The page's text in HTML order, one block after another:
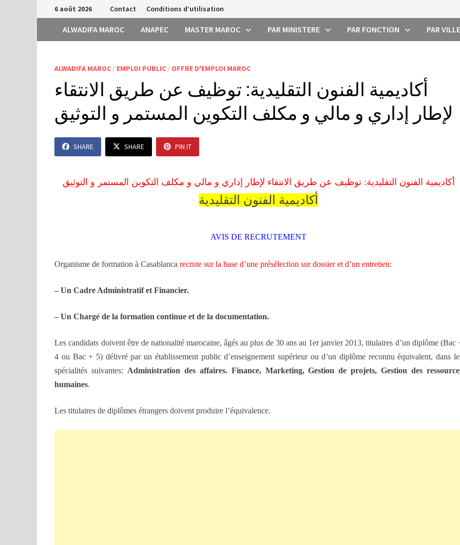
Passer
au
contenu
6 août 2026 Contact Conditions d’utilisation
ALWADIFA MAROC ANAPEC MASTER MAROC PAR MINISTERE PAR FONCTION PAR
ALWADIFA MAROC / EMPLOI PUBLIC / OFFRE D'EMPLOI MAROC
أكاديمية الفنون التقليدية: توظيف عن طريق الانتقاء
لإطار إداري و مالي و مكلف التكوين المستمر و التوثيق
SHARE SHARE PIN IT
أكاديمية الفنون التقليدية: توظيف عن طريق الانتقاء لإطار إداري و مالي و مكلف التكوين المستمر و التوثيق
أكاديمية الفنون التقليدية
AVIS DE RECRUTEMENT
Organisme de formation à Casablancarecrute sur la base d’une présélection sur dossier et d’un entretien:
– Un Cadre Administratif et Financier.
– Un Chargé de la formation continue et de la documentation.
Les candidats doivent être de nationalité marocaine, âgés au plus de 30 ans au 1er janvier 2013, titulaires d’un diplôme (Bac
4 ou Bac + 5) délivré par un établissement public d’enseignement supérieur ou d’un diplôme reconnu équivalent, dans
spécialités suivantes: Administration des affaires. Finance, Marketing, Gestion de projets, Gestion des
humaines.
Les titulaires de diplômes étrangers doivent produire l’équivalence.